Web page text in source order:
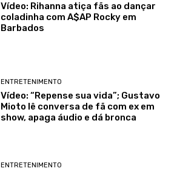
Vídeo: Rihanna atiça fãs ao dançar
coladinha com A$AP Rocky em
Barbados
ENTRETENIMENTO
Vídeo: “Repense sua vida”; Gustavo
Mioto lê conversa de fã com ex em
show, apaga áudio e dá bronca
ENTRETENIMENTO